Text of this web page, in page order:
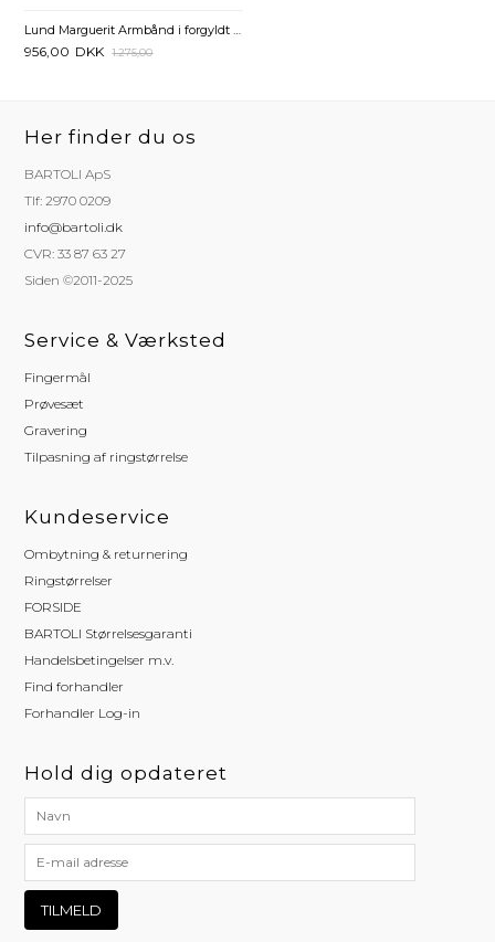
956,00 DKK 1.275,00
Her finder du os
BARTOLI ApS
Tlf: 2970 0209
info@bartoli.dk
CVR: 33 87 63 27
Siden ©2011-2025
Service & Værksted
Fingermål
Prøvesæt
Gravering
Tilpasning af ringstørrelse
Kundeservice
Ombytning & returnering
Ringstørrelser
FORSIDE
BARTOLI Størrelsesgaranti
Handelsbetingelser m.v.
Find forhandler
Forhandler Log-in
Hold dig opdateret